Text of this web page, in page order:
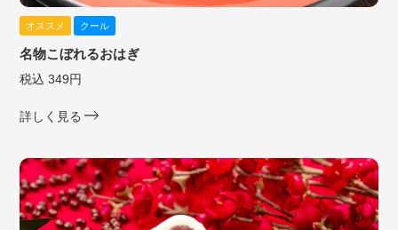
オススメ クール
名物こぼれるおはぎ
税込 349円
詳しく見る